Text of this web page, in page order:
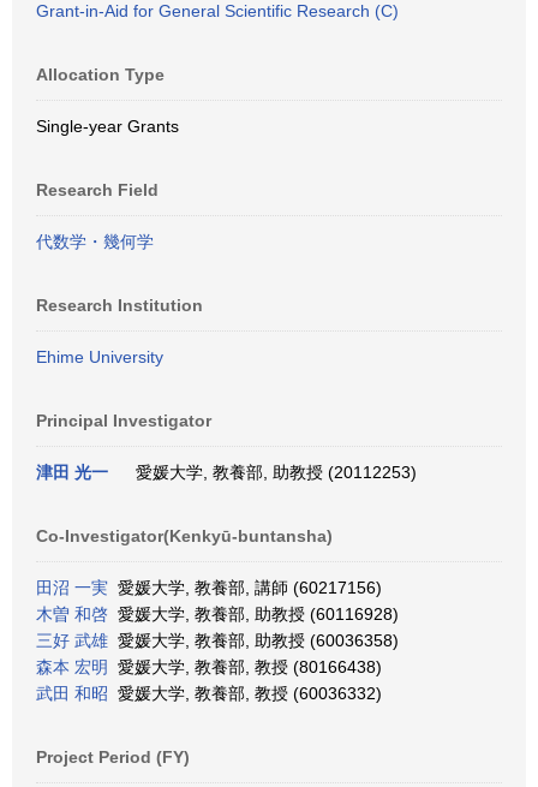
Grant-in-Aid for General Scientific Research (C)
Allocation Type
Single-year Grants
Research Field
代数学・幾何学
Research Institution
Ehime University
Principal Investigator
津田 光一 愛媛大学, 教養部, 助教授 (20112253)
Co-Investigator(Kenkyū-buntansha)
田沼 一実 愛媛大学, 教養部, 講師 (60217156)
木曽 和啓 愛媛大学, 教養部, 助教授 (60116928)
三好 武雄 愛媛大学, 教養部, 助教授 (60036358)
森本 宏明
愛媛大学, 教養部, 教授 (80166438)
武田 和昭 愛媛大学, 教養部, 教授 (60036332)
Project Period (FY)